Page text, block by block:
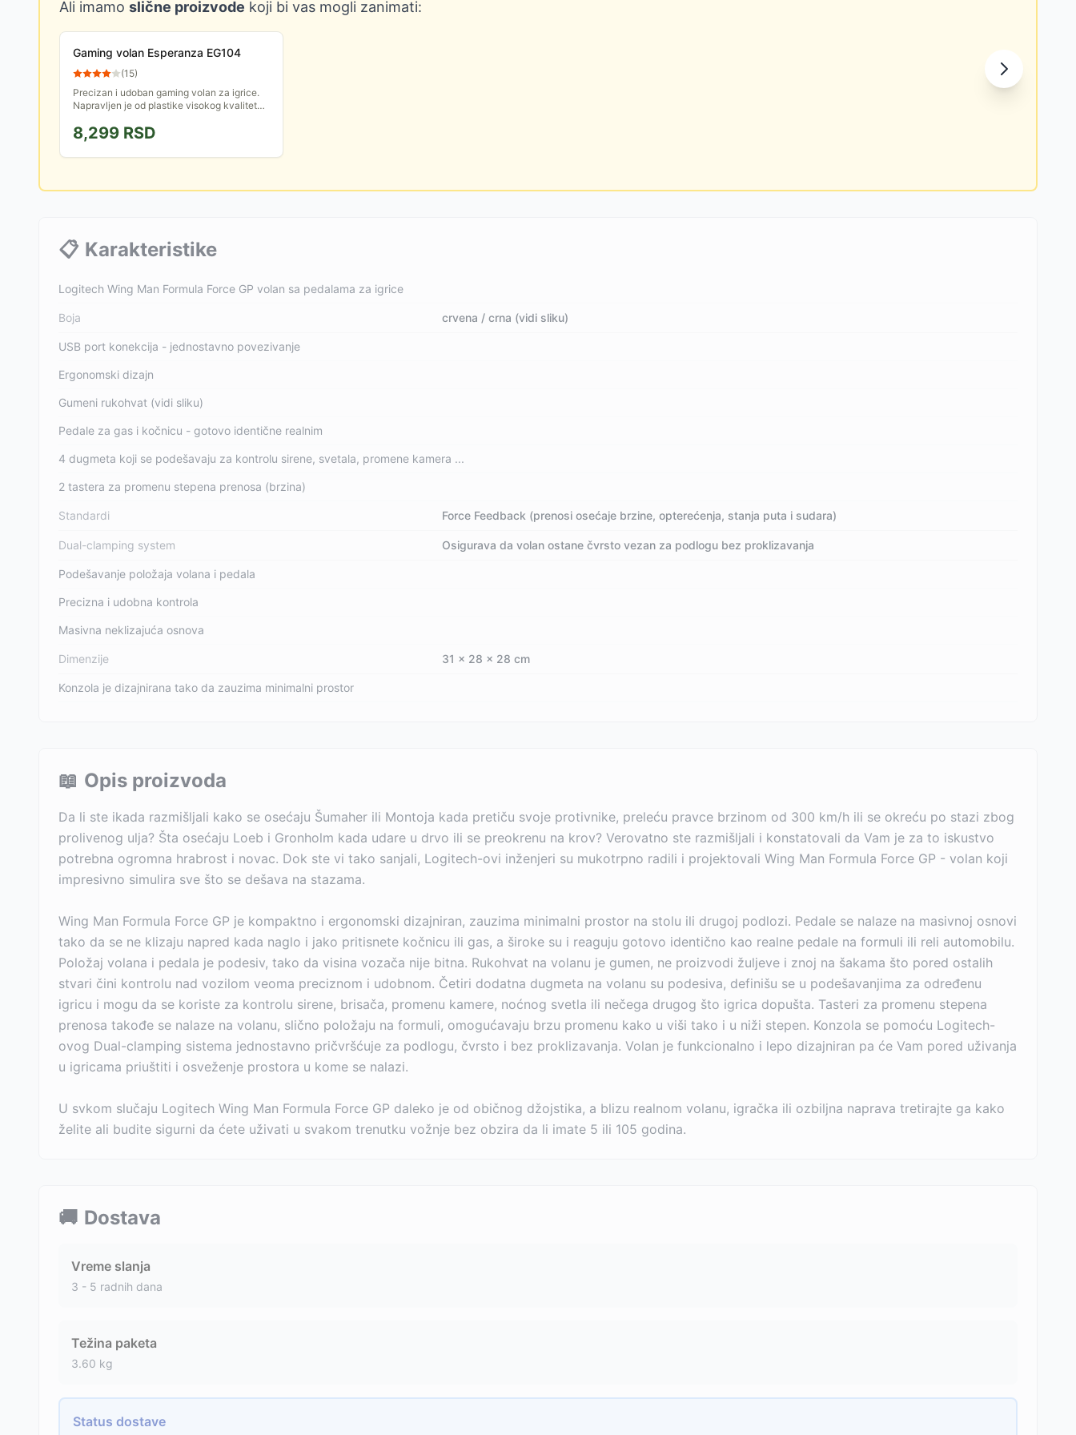
Ali imamo slične proizvode koji bi vas mogli zanimati:
Gaming volan Esperanza EG104
(15)
Precizan i udoban gaming volan za igrice.
Napravljen je od plastike visokog kvaliteta.
snažnu vibraciju i...
8,299 RSD
📋 Karakteristike
Logitech Wing Man Formula Force GP volan sa pedalama za igrice
Boja crvena / crna (vidi sliku)
USB port konekcija - jednostavno povezivanje
Ergonomski dizajn
Gumeni rukohvat (vidi sliku)
Pedale za gas i kočnicu - gotovo identične realnim
4 dugmeta koji se podešavaju za kontrolu sirene, svetala, promene kamera ...
2 tastera za promenu stepena prenosa (brzina)
Standardi Force Feedback (prenosi osećaje brzine, opterećenja, stanja puta i sudara)
Dual-clamping system Osigurava da volan ostane čvrsto vezan za podlogu bez proklizavanja
Podešavanje položaja volana i pedala
Precizna i udobna kontrola
Masivna neklizajuća osnova
Dimenzije 31 x 28 x 28 cm
Konzola je dizajnirana tako da zauzima minimalni prostor
📖 Opis proizvoda
Da li ste ikada razmišljali kako se osećaju Šumaher ili Montoja kada pretiču svoje protivnike, preleću pravce brzinom od 300 km/h ili se okreću po stazi zbog
prolivenog ulja? Šta osećaju Loeb i Gronholm kada udare u drvo ili se preokrenu na krov? Verovatno ste razmišljali i konstatovali da Vam je za to iskustvo
potrebna ogromna hrabrost i novac. Dok ste vi tako sanjali, Logitech-ovi inženjeri su mukotrpno radili i projektovali Wing Man Formula Force GP - volan koji
impresivno simulira sve što se dešava na stazama.
Wing Man Formula Force GP je kompaktno i ergonomski dizajniran, zauzima minimalni prostor na stolu ili drugoj podlozi. Pedale se nalaze na masivnoj osnovi
tako da se ne klizaju napred kada naglo i jako pritisnete kočnicu ili gas, a široke su i reaguju gotovo identično kao realne pedale na formuli ili reli automobilu.
Položaj volana i pedala je podesiv, tako da visina vozača nije bitna. Rukohvat na volanu je gumen, ne proizvodi žuljeve i znoj na šakama što pored ostalih
stvari čini kontrolu nad vozilom veoma preciznom i udobnom. Četiri dodatna dugmeta na volanu su podesiva, definišu se u podešavanjima za određenu
igricu i mogu da se koriste za kontrolu sirene, brisača, promenu kamere, noćnog svetla ili nečega drugog što igrica dopušta. Tasteri za promenu stepena
prenosa takođe se nalaze na volanu, slično položaju na formuli, omogućavaju brzu promenu kako u viši tako i u niži stepen. Konzola se pomoću Logitech-
ovog Dual-clamping sistema jednostavno pričvršćuje za podlogu, čvrsto i bez proklizavanja. Volan je funkcionalno i lepo dizajniran pa će Vam pored uživanja
u igricama priuštiti i osveženje prostora u kome se nalazi.
U svkom slučaju Logitech Wing Man Formula Force GP daleko je od običnog džojstika, a blizu realnom volanu, igračka ili ozbiljna naprava tretirajte ga kako
želite ali budite sigurni da ćete uživati u svakom trenutku vožnje bez obzira da li imate 5 ili 105 godina.
🚚 Dostava
Vreme slanja
3 - 5 radnih dana
Težina paketa
3.60 kg
Status dostave